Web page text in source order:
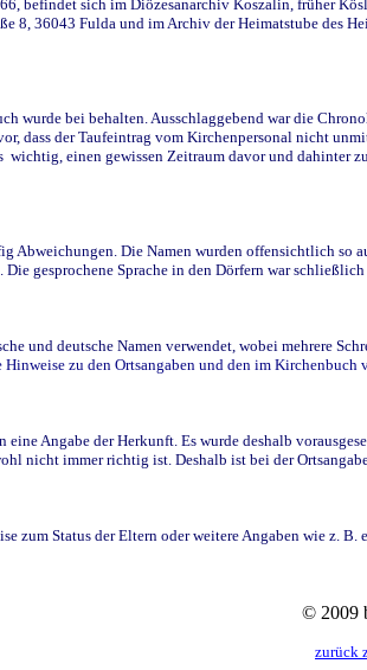
befindet sich im Diözesanarchiv Koszalin, früher
8, 36043 Fulda und im Archiv der Heimatstube des
wurde bei behalten. Ausschlaggebend war die
dass der Taufeintrag vom Kirchenpersonal nicht
einen gewissen Zeitraum davor und dahinter
Abweichungen. Die Namen wurden offensichtlich so
gesprochene Sprache in den Dörfern war
und deutsche Namen verwendet, wobei mehrere
zu den Ortsangaben und den im Kirchenbuch
Angabe der Herkunft. Es wurde deshalb
nicht immer richtig ist. Deshalb ist bei der
zum Status der Eltern oder weitere Angaben wie z. B.
© 2009
zurück